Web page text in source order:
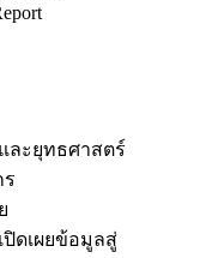
ละยุทธศาสตร์
ร
ปิดเผยข้อมูลสู่